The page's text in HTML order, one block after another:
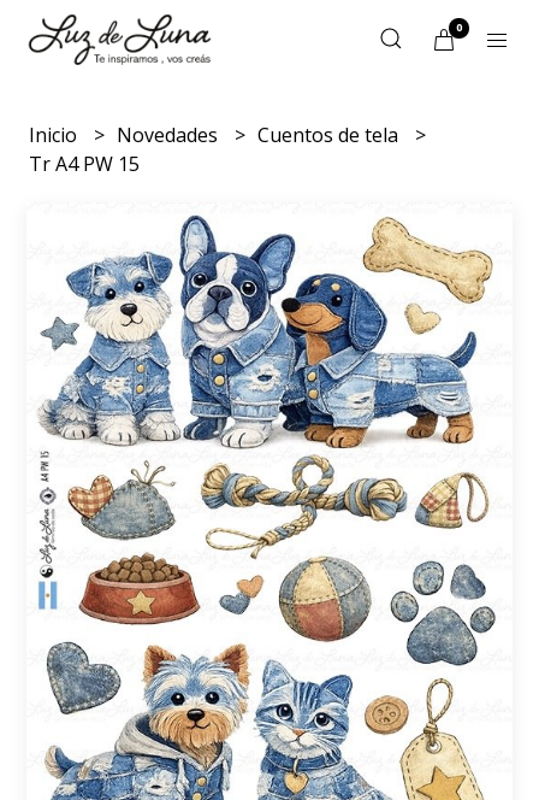
0
Inicio Novedades
Cuentos de tela
Tr A4 PW 15